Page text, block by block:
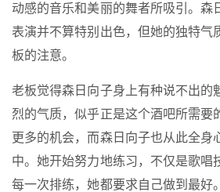
动感的音乐和美丽的舞者所吸引。森
表演并不算特别出色，但她的独特气
板的注意。
老板觉得森日向子身上有种说不出的
烈的气质，似乎正是这个酒吧所需要
更多的机会，而森日向子也从此全身
中。她开始努力地练习，不仅是歌唱
每一次排练，她都要求自己做到最好